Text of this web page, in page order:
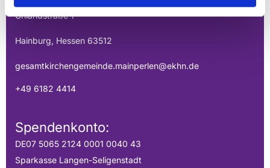
Uhlandstraße 1
Hainburg, Hessen 63512
gesamtkirchengemeinde.mainperlen@ekhn.de
+49 6182 4414
Spendenkonto:
DE07 5065 2124 0001 0040 43
Sparkasse Langen-Seligenstadt